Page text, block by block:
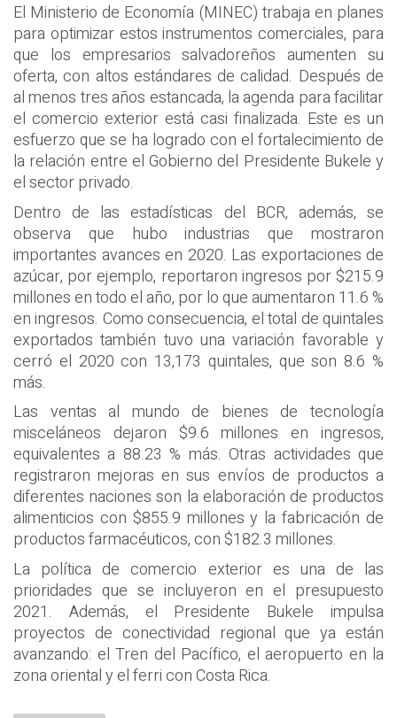
El Ministerio de Economía (MINEC) trabaja en planes
para optimizar estos instrumentos comerciales, para
que los empresarios salvadoreños aumenten su
oferta, con altos estándares de calidad. Después de
al menos tres años estancada, la agenda para facilitar
el comercio exterior está casi finalizada. Este es un
esfuerzo que se ha logrado con el fortalecimiento de
la relación entre el Gobierno del Presidente Bukele y
el sector privado.
Dentro de las estadísticas del BCR, además, se
observa que hubo industrias que mostraron
importantes avances en 2020. Las exportaciones de
azúcar, por ejemplo, reportaron ingresos por $215.9
millones en todo el año, por lo que aumentaron 11.6 %
en ingresos. Como consecuencia, el total de quintales
exportados también tuvo una variación favorable y
cerró el 2020 con 13,173 quintales, que son 8.6 %
más.
Las ventas al mundo de bienes de tecnología
misceláneos dejaron $9.6 millones en ingresos,
equivalentes a 88.23 % más. Otras actividades que
registraron mejoras en sus envíos de productos a
diferentes naciones son la elaboración de productos
alimenticios con $855.9 millones y la fabricación de
productos farmacéuticos, con $182.3 millones.
La política de comercio exterior es una de las
prioridades que se incluyeron en el presupuesto
2021. Además, el Presidente Bukele impulsa
proyectos de conectividad regional que ya están
avanzando: el Tren del Pacífico, el aeropuerto en la
zona oriental y el ferri con Costa Rica.